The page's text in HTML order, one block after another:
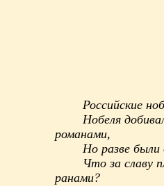
Российские
Нобеля
романами,
Но разве
Что за славу
ранами?